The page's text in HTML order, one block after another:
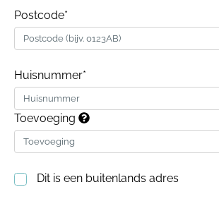
Postcode*
Huisnummer*
Toevoeging
Dit is een buitenlands adres